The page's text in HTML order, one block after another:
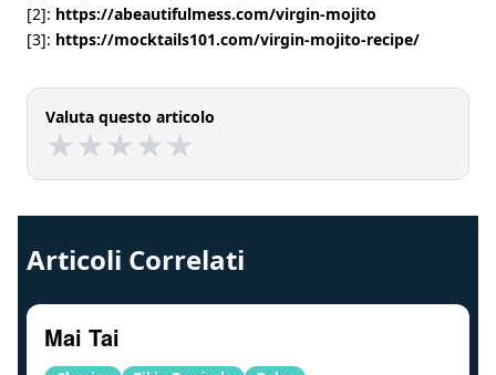
[2]: https://abeautifulmess.com/virgin-mojito
[3]: https://mocktails101.com/virgin-mojito-recipe/
Valuta questo articolo
★
★★
★★
★★
★★
★
Articoli Correlati
Mai Tai